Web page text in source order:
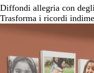
Diffondi allegria con
Trasforma i ricordi